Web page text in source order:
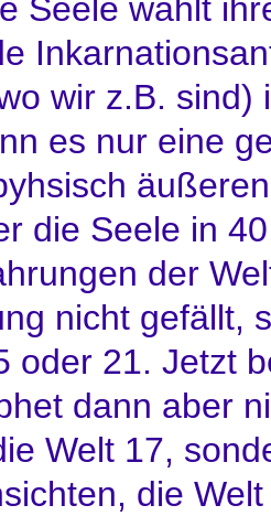
Seele wählt
wir z.B. sind)
es nur eine
die Seele in
der
nicht gefällt,
oder 21. Jetzt
dann aber
Welt 17,
die